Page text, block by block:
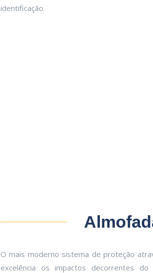
identificação.
O mais moderno sistema de proteção
excelência os impactos decorrentes